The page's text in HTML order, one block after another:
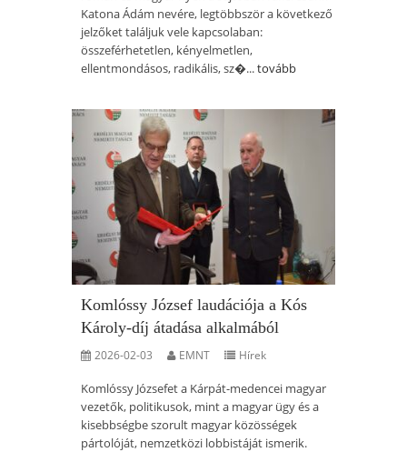
Katona Ádám nevére, legtöbbször a következő
jelzőket találjuk vele kapcsolaban:
összeférhetetlen, kényelmetlen,
ellentmondásos, radikális, sz�...tovább
Komlóssy József laudációja a Kós
Károly-díj átadása alkalmából
2026-02-03 EMNT Hírek
Komlóssy Józsefet a Kárpát-medencei magyar
vezetők, politikusok, mint a magyar ügy és a
kisebbségbe szorult magyar közösségek
pártolóját, nemzetközi lobbistáját ismerik.